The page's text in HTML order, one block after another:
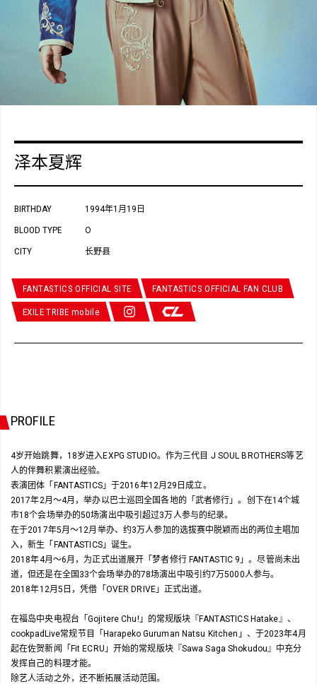
泽本夏辉
BIRTHDAY 1994年1月19日
BLOOD TYPE O
CITY 长野县
FANTASTICS OFFICIAL SITE FANTASTICS OFFICIAL FAN CLUB
EXILE TRIBE mobile
PROFILE
4岁开始跳舞，18岁进入EXPG STUDIO。作为三代目 J SOUL BROTHERS等艺
人的伴舞积累演出经验。
表演团体「FANTASTICS」于2016年12月29日成立。
2017年2月～4月，举办以巴士巡回全国各地的「武者修行」。创下在14个城
市18个会场举办的50场演出中吸引超过3万人参与的纪录。
在于2017年5月～12月举办、约3万人参加的选拔赛中脱颖而出的两位主唱加
入，新生「FANTASTICS」诞生。
2018年4月～6月，为正式出道展开「梦者修行 FANTASTIC 9」。尽管尚未出
道，但还是在全国33个会场举办的78场演出中吸引约7万5000人参与。
2018年12月5日，凭借「OVER DRIVE」正式出道。
在福岛中央电视台「Gojitere Chu!」的常规版块『FANTASTICS Hatake』、
cookpadLive常规节目「Harapeko Guruman Natsu Kitchen」、于2023年4月
起在佐贺新闻「Fit ECRU」开始的常规版块『Sawa Saga Shokudou』中充分
发挥自己的料理才能。
除艺人活动之外，还不断拓展活动范围。